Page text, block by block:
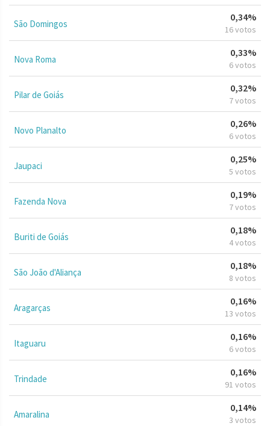
São Domingos
0,34%
16 votos
Nova Roma
0,33%
6 votos
Pilar de Goiás
0,32%
7 votos
Novo Planalto
0,26%
6 votos
Jaupaci
0,25%
5 votos
Fazenda Nova
0,19%
7 votos
Buriti de Goiás
0,18%
4 votos
São João d'Aliança
0,18%
8 votos
Aragarças
0,16%
13 votos
Itaguaru
0,16%
6 votos
Trindade
0,16%
91 votos
Amaralina
0,14%
3 votos